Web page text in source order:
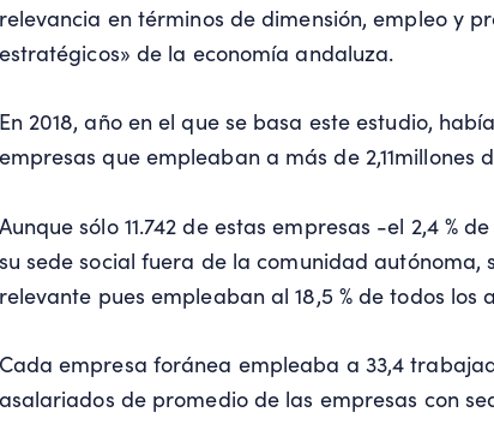
relevancia en términos de dimensión, empleo y
estratégicos» de la economía andaluza.
En 2018, año en el que se basa este estudio,
empresas que empleaban a más de 2,11millones
Aunque sólo 11.742 de estas empresas -el 2,4 %
su sede social fuera de la comunidad
relevante pues empleaban al 18,5 % de todos los
Cada empresa foránea empleaba a 33,4
asalariados de promedio de las empresas con